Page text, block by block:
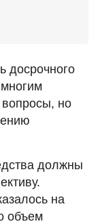
досрочного
но
должны
на
объем